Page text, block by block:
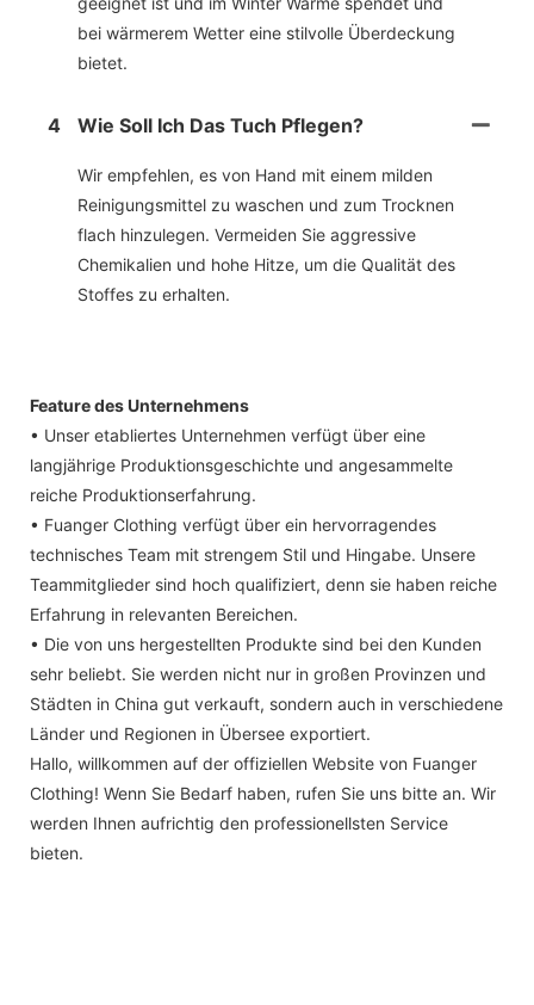
bei wärmerem Wetter eine stilvolle Überdeckung
bietet.
4 Wie Soll Ich Das Tuch Pflegen?
Wir empfehlen, es von Hand mit einem milden
Reinigungsmittel zu waschen und zum Trocknen
flach hinzulegen. Vermeiden Sie aggressive
Chemikalien und hohe Hitze, um die Qualität des
Stoffes zu erhalten.
Feature des Unternehmens
• Unser etabliertes Unternehmen verfügt über eine
langjährige Produktionsgeschichte und angesammelte
reiche Produktionserfahrung.
• Fuanger Clothing verfügt über ein hervorragendes
technisches Team mit strengem Stil und Hingabe. Unsere
Teammitglieder sind hoch qualifiziert, denn sie haben reiche
Erfahrung in relevanten Bereichen.
• Die von uns hergestellten Produkte sind bei den Kunden
sehr beliebt. Sie werden nicht nur in großen Provinzen und
Städten in China gut verkauft, sondern auch in verschiedene
Länder und Regionen in Übersee exportiert.
Hallo, willkommen auf der offiziellen Website von Fuanger
Clothing! Wenn Sie Bedarf haben, rufen Sie uns bitte an. Wir
werden Ihnen aufrichtig den professionellsten Service
bieten.